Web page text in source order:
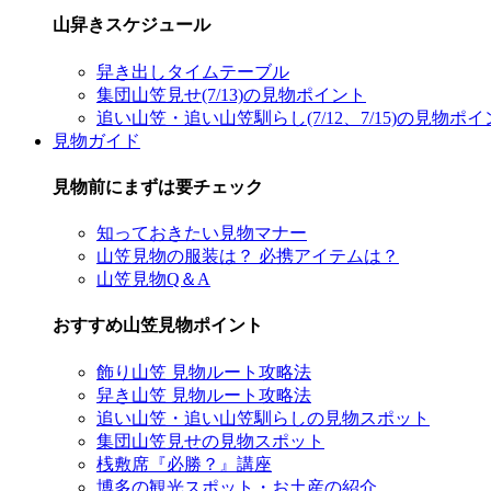
山舁きスケジュール
舁き出しタイムテーブル
集団山笠見せ(7/13)の見物ポイント
追い山笠・追い山笠馴らし(7/12、7/15)の見物ポイ
見物ガイド
見物前にまずは要チェック
知っておきたい見物マナー
山笠見物の服装は？ 必携アイテムは？
山笠見物Q＆A
おすすめ山笠見物ポイント
飾り山笠 見物ルート攻略法
舁き山笠 見物ルート攻略法
追い山笠・追い山笠馴らしの見物スポット
集団山笠見せの見物スポット
桟敷席『必勝？』講座
博多の観光スポット・お土産の紹介